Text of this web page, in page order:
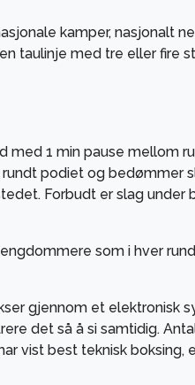
kamper, nasjonalt
taulinje med tre eller fire
1 min pause mellom
podiet og bedømmer
Forbudt er slag under
som i hver
gjennom et elektronisk
det så å si samtidig.
vist best teknisk